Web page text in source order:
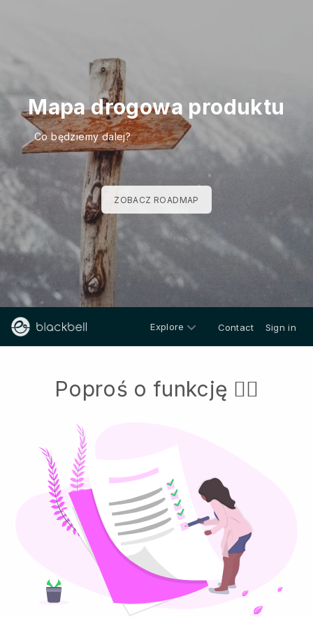
Mapa drogowa produktu
Co będziemy dalej?
ZOBACZ ROADMAP
Explore Contact Sign in
Poproś o funkcję 👍🏻